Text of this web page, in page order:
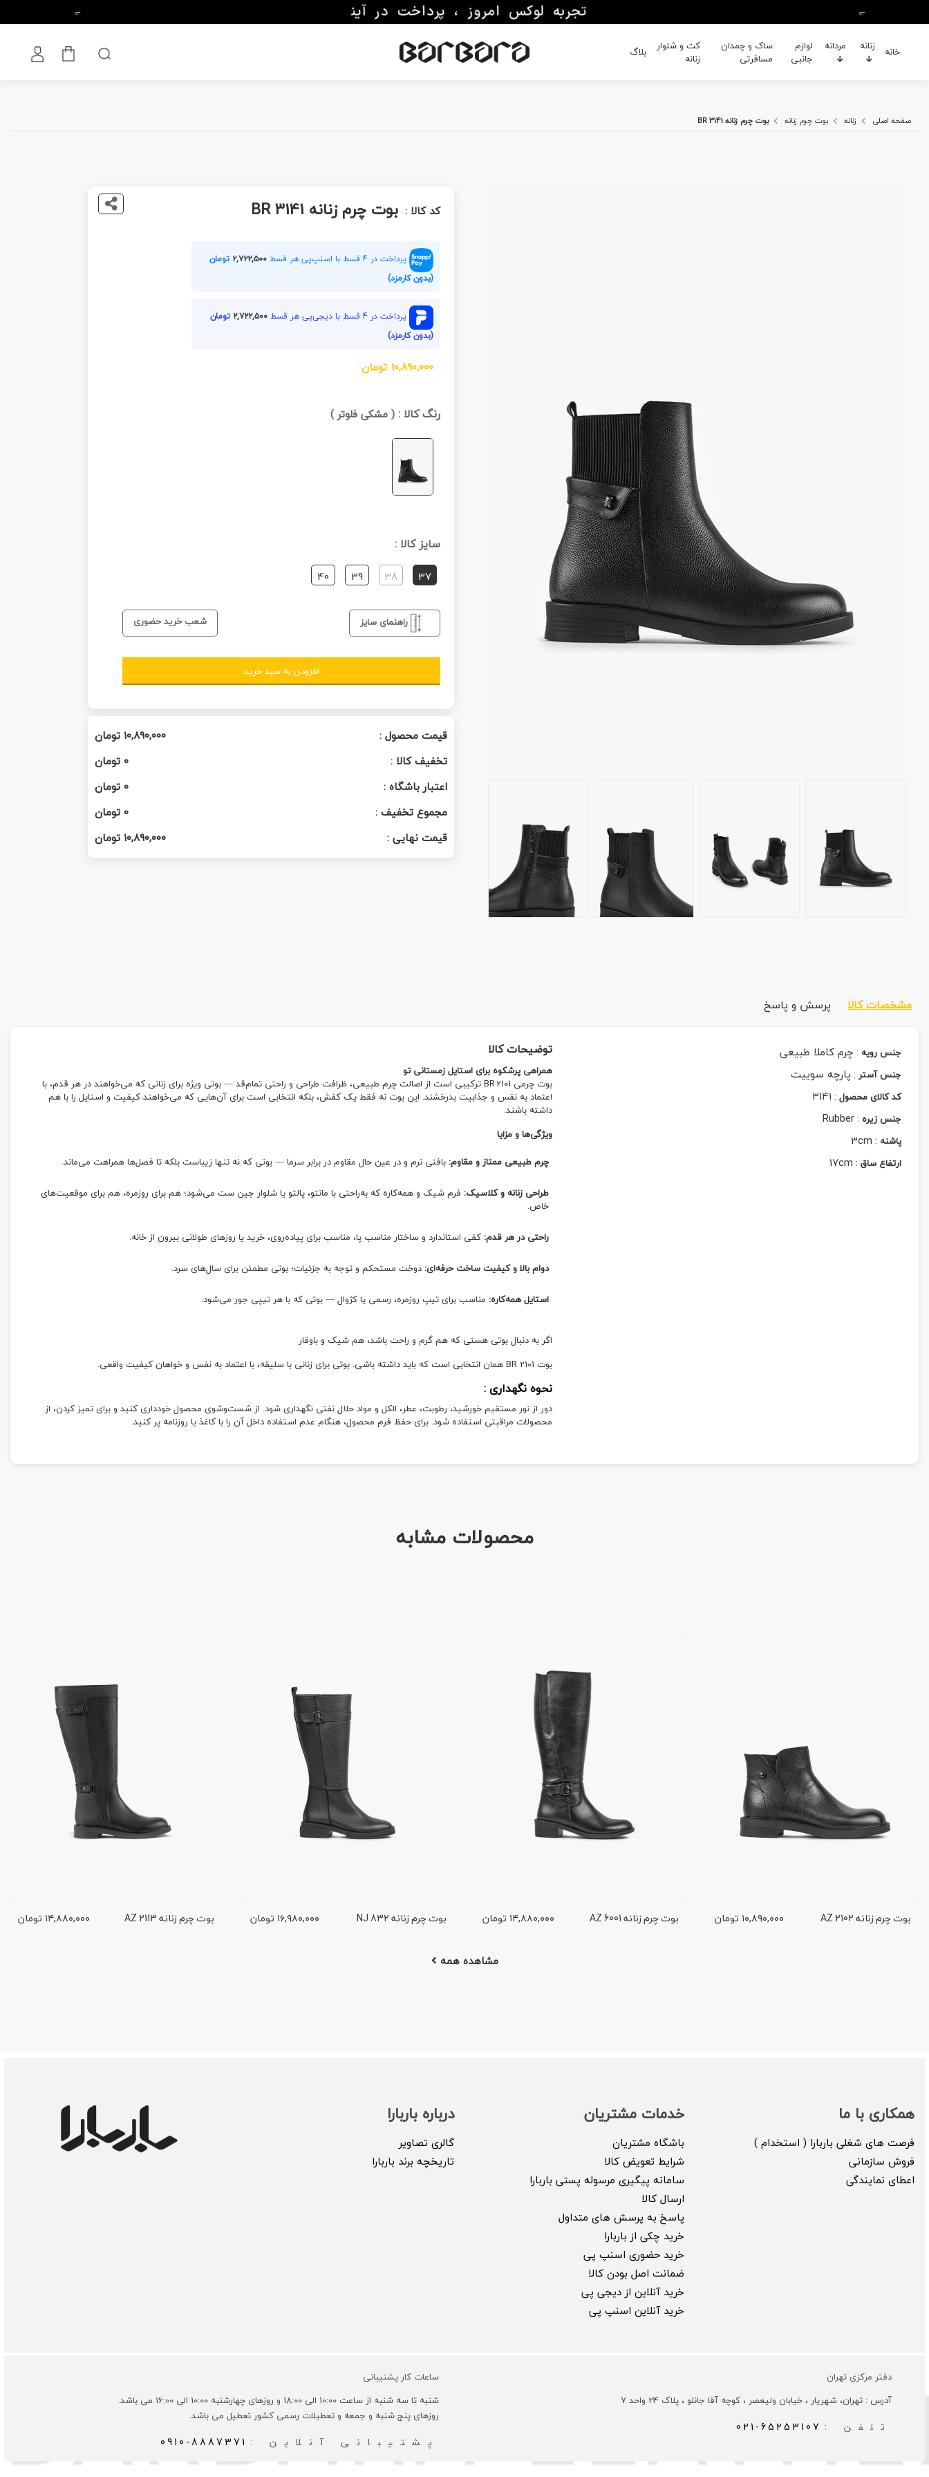
خانه زنانه مردانه
لوازم
جانبی
ساک و چمدان
مسافرتی
کت و شلوار
زنانه
بلاگ
صفحه اصلی زنانه بوت چرم زنانه بوت چرم زنانه BR 3141
کد کالا : بوت چرم زنانه BR 3141
پرداخت در 4 قسط با اسنپ‌پی هر قسط ۲,۷۲۲,۵۰۰ تومان
(بدون کارمزد)
پرداخت در 4 قسط با دیجی‌پی هر قسط ۲,۷۲۲,۵۰۰ تومان
(بدون کارمزد)
۱۰,۸۹۰,۰۰۰ تومان
رنگ کالا :(مشکی فلوتر )
سایز کالا :
37
38
39
40
راهنمای سایز شعب خرید حضوری
افزودن به سبد خرید
قیمت محصول : ۱۰,۸۹۰,۰۰۰ تومان
تخفیف کالا :
۰تومان
اعتبار باشگاه :
0تومان
مجموع تخفیف :
0تومان
قیمت نهایی :
۱۰,۸۹۰,۰۰۰ تومان
مشخصات کالا پرسش و پاسخ
جنس رویه :چرم کاملا طبیعی
جنس آستر :پارچه سوییت
کد کالای محصول :
3141
جنس زیره :
Rubber
پاشنه :
3cm
ارتفاع ساق :
17cm
توضیحات کالا
همراهی پرشکوه برای استایل زمستانی تو
بوت چرمی BR 2101 ترکیبی است از اصالت چرم طبیعی، ظرافت طراحی و راحتی تمام‌قد — بوتی ویژه برای زنانی که می‌خواهند در هر قدم، با
اعتماد به نفس و جذابیت بدرخشند. این بوت نه فقط یک کفش، بلکه انتخابی است برای آن‌هایی که می‌خواهند کیفیت و استایل را با هم
داشته باشند.
ویژگی‌ها و مزایا
چرم طبیعی ممتاز و مقاوم: بافتی نرم و در عین حال مقاوم در برابر سرما — بوتی که نه تنها زیباست بلکه تا فصل‌ها همراهت می‌ماند.
طراحی زنانه و کلاسیک: فرم شیک و همه‌کاره که به‌راحتی با مانتو، پالتو یا شلوار جین ست می‌شود؛ هم برای روزمره، هم برای موقعیت‌های
خاص.
راحتی در هر قدم: کفی استاندارد و ساختار مناسب پا، مناسب برای پیاده‌روی، خرید یا روزهای طولانی بیرون از خانه.
دوام بالا و کیفیت ساخت حرفه‌ای: دوخت مستحکم و توجه به جزئیات؛ بوتی مطمئن برای سال‌های سرد.
استایل همه‌کاره: مناسب برای تیپ روزمره، رسمی یا کژوال — بوتی که با هر تیپی جور می‌شود.
اگر به دنبال بوتی هستی که هم گرم و راحت باشد، هم شیک و باوقار
بوت BR 2101 همان انتخابی است که باید داشته باشی. بوتی برای زنانی با سلیقه، با اعتماد به نفس و خواهان کیفیت واقعی.
نحوه نگهداری :
دور از نور مستقیم خورشید، رطوبت، عطر، الکل و مواد حلال نفتی نگهداری شود. از شست‌وشوی محصول خودداری کنید و برای تمیز کردن، از
محصولات مراقبتی استفاده شود. برای حفظ فرم محصول، هنگام عدم استفاده داخل آن را با کاغذ یا روزنامه پر کنید.
محصولات مشابه
بوت چرم زنانه AZ 2102 ۱۰,۸۹۰,۰۰۰ تومان بوت چرم زنانه AZ 6001 ۱۴,۸۸۰,۰۰۰ تومان بوت چرم زنانه NJ 832 ۱۶,۹۸۰,۰۰۰ تومان بوت چرم زنانه AZ 2113 ۱۴,۸۸۰,۰۰۰ تومان
مشاهده همه
همکاری با ما
فرصت های شغلی باربارا ( استخدام )
فروش سازمانی
اعطای نمایندگی
خدمات مشتریان
باشگاه مشتریان
شرایط تعویض کالا
سامانه پیگیری مرسوله پستی باربارا
ارسال کالا
پاسخ به پرسش های متداول
خرید چکی از باربارا
خرید حضوری اسنپ پی
ضمانت اصل بودن کالا
خرید آنلاین از دیجی پی
خرید آنلاین اسنپ پی
درباره باربارا
گالری تصاویر
تاریخچه برند باربارا
دفتر مرکزی تهران
آدرس : تهران، شهریار ، خیابان ولیعصر ، کوچه آقا جانلو ، پلاک 24 واحد 7
تلفن : 021-65253107
ساعات کار پشتیبانی
شنبه تا سه شنبه از ساعت 10:00 الی 18:00 و روزهای چهارشنبه 10:00 الی 16:00 می باشد.
روزهای پنج شنبه و جمعه و تعطیلات رسمی کشور تعطیل می باشد.
پشتیبانی آنلاین : 0910-8887371